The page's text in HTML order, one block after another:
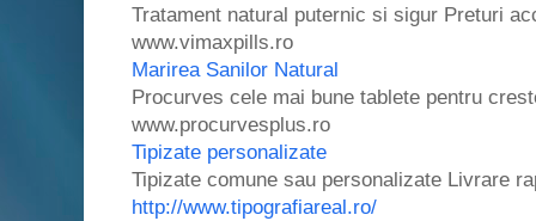
Tratament natural puternic si sigur Preturi
www.vimaxpills.ro
Marirea Sanilor Natural
Procurves cele mai bune tablete pentru
www.procurvesplus.ro
Tipizate personalizate
Tipizate comune sau personalizate Livrare
http://www.tipografiareal.ro/